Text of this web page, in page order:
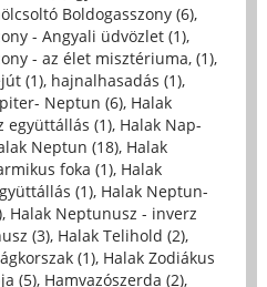
Boldogasszony (6),
- Angyali üdvözlet (1),
- az élet misztériuma, (1),
(1), hajnalhasadás (1),
Neptun (6), Halak
együttállás (1), Halak Nap-
Neptun (18), Halak
foka (1), Halak
(1), Halak Neptun-
, Halak Neptunusz - inverz
(3), Halak Telihold (2),
(1), Halak Zodiákus
(5), Hamvazószerda (2),